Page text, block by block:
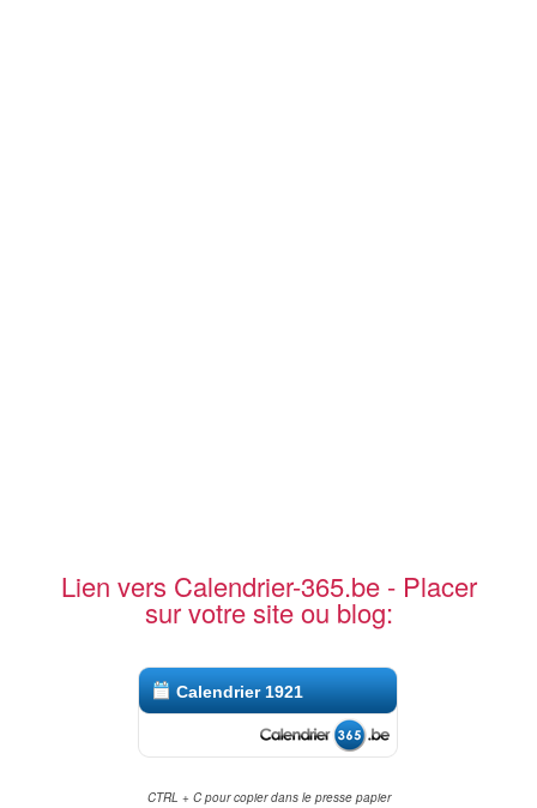
Lien vers Calendrier-365.be - Placer
sur votre site ou blog:
Calendrier 1921
CTRL + C pour copier dans le presse papier